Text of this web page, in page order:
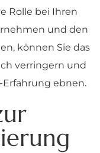
Rolle bei Ihren
und den
können Sie das
verringern und
Erfahrung ebnen.